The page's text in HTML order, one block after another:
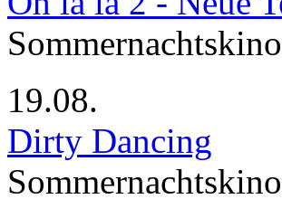
19.08.
Dirty Dancing